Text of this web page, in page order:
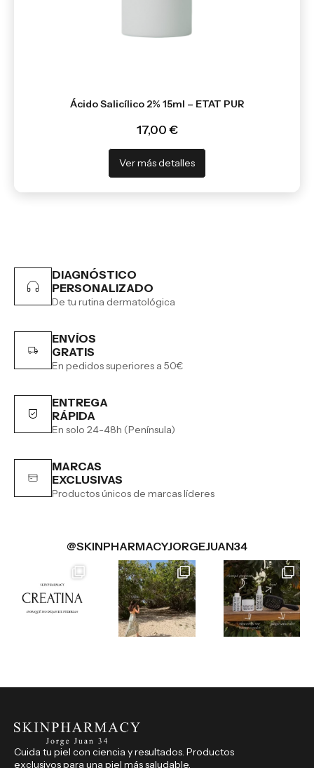
Ácido Salicílico 2% 15ml – ETAT PUR
17,00 €
Ver más detalles
DIAGNÓSTICO
PERSONALIZADO
De tu rutina dermatológica
ENVÍOS
GRATIS
En pedidos superiores a 50€
ENTREGA
RÁPIDA
En solo 24-48h (Península)
MARCAS
EXCLUSIVAS
Productos únicos de marcas líderes
@SKINPHARMACYJORGEJUAN34
Cuida tu piel con ciencia y resultados. Productos
exclusivos para una piel más saludable.